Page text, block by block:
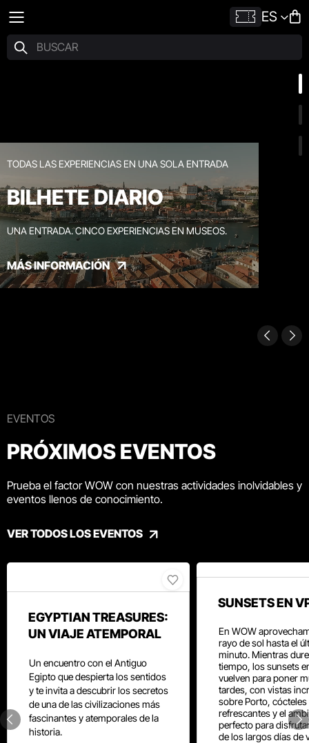
ES
TODAS LAS EXPERIENCIAS EN UNA SOLA ENTRADA
BILHETE DIARIO
UNA ENTRADA. CINCO EXPERIENCIAS EN MUSEOS.
MÁS INFORMACIÓN
EVENTOS
PRÓXIMOS EVENTOS
Prueba el factor WOW con nuestras actividades inolvidables y
eventos llenos de conocimiento.
VER TODOS LOS EVENTOS
EGYPTIAN TREASURES:
UN VIAJE ATEMPORAL
Un encuentro con el Antiguo
Egipto que despierta los sentidos
y te invita a descubrir los secretos
de una de las civilizaciones más
fascinantes y atemporales de la
historia.
SUNSETS EN
En WOW
rayo de sol hasta el
minuto. Mientras
tiempo, los sunsets
vuelven para poner
tardes, con vistas
sobre Porto, cócteles
refrescantes y el
perfecto para
de los largos días de